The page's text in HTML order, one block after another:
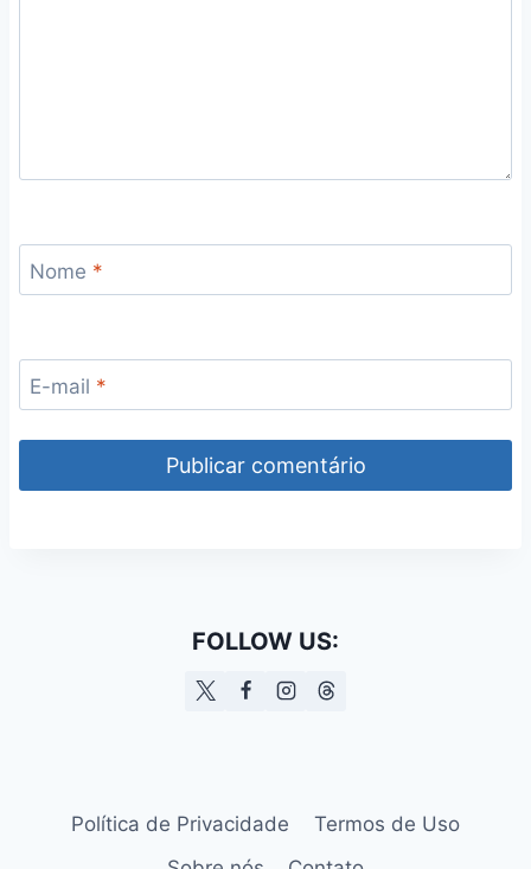
Nome *
E-mail *
FOLLOW US:
Política de Privacidade
Termos de Uso